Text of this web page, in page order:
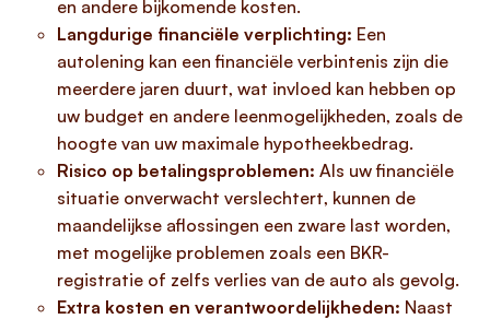
en andere bijkomende kosten.
Langdurige financiële verplichting: Een
autolening kan een financiële verbintenis zijn die
meerdere jaren duurt, wat invloed kan hebben op
uw budget en andere leenmogelijkheden, zoals de
hoogte van uw maximale hypotheekbedrag.
Risico op betalingsproblemen: Als uw financiële
situatie onverwacht verslechtert, kunnen de
maandelijkse aflossingen een zware last worden,
met mogelijke problemen zoals een BKR-
registratie of zelfs verlies van de auto als gevolg.
Extra kosten en verantwoordelijkheden: Naast